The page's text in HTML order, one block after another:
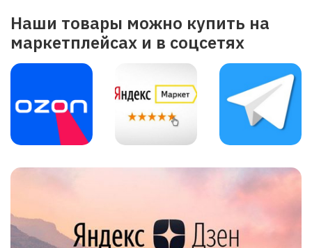
Наши товары можно купить на
маркетплейсах и в соцсетях